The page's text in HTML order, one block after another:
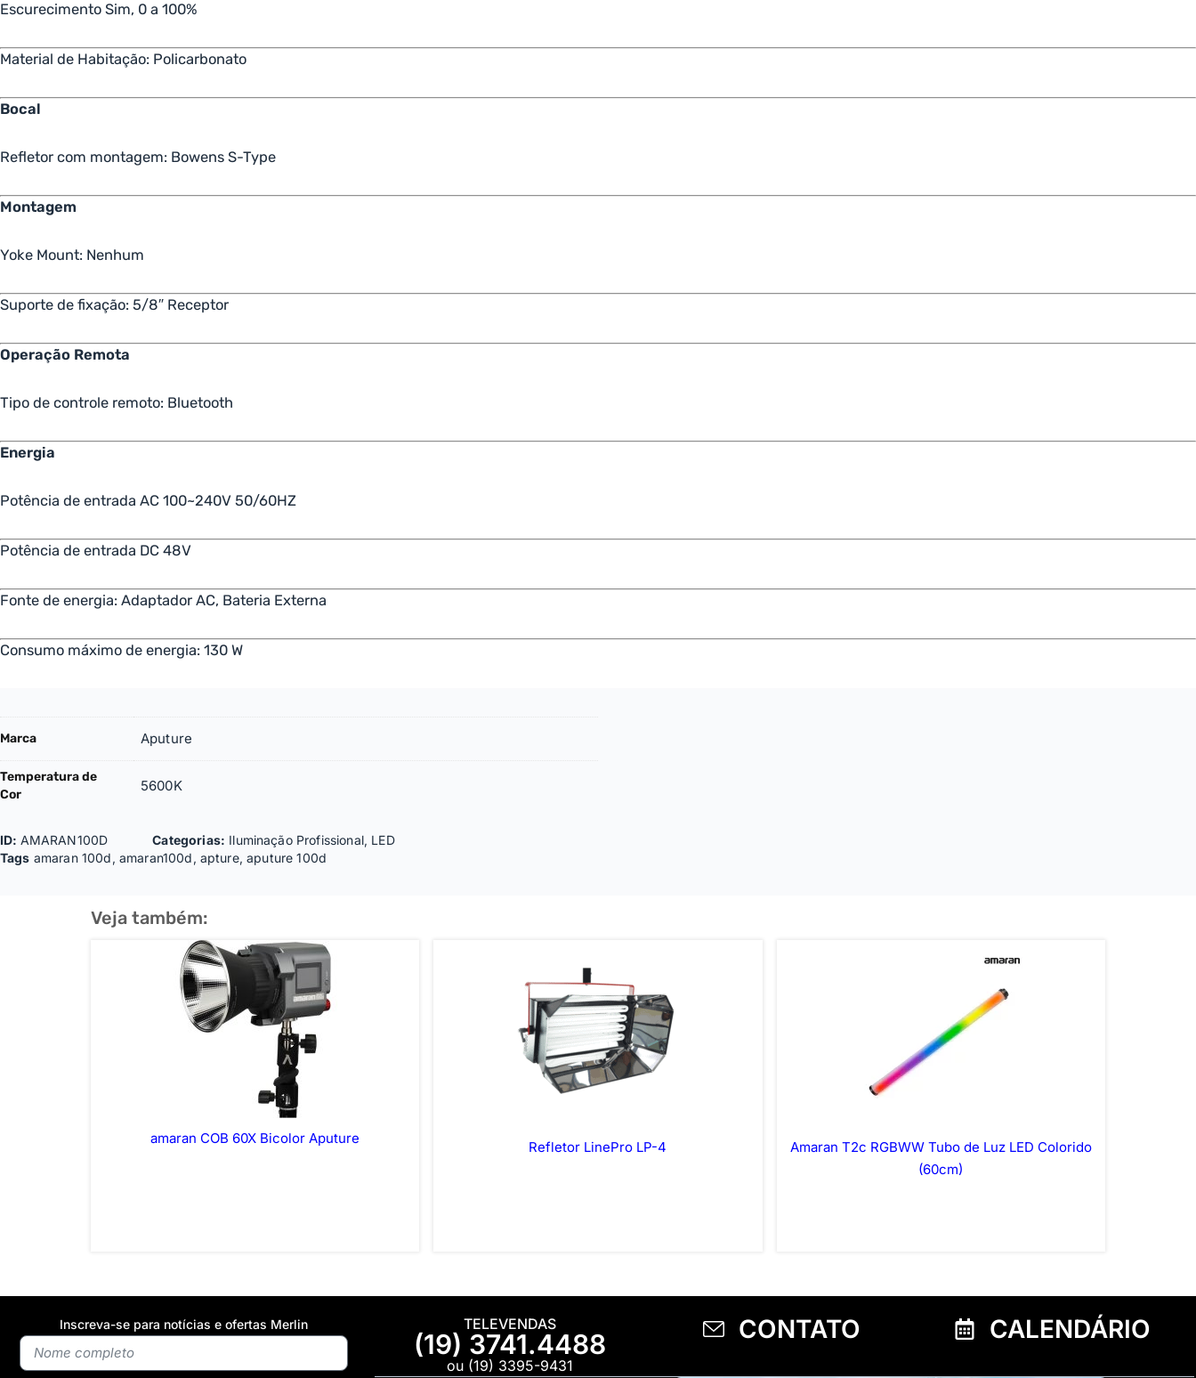
Escurecimento Sim, 0 a 100%
Material de Habitação: Policarbonato
Bocal
Refletor com montagem: Bowens S-Type
Montagem
Yoke Mount: Nenhum
Suporte de fixação: 5/8″ Receptor
Operação Remota
Tipo de controle remoto: Bluetooth
Energia
Potência de entrada AC 100~240V 50/60HZ
Potência de entrada DC 48V
Fonte de energia: Adaptador AC, Bateria Externa
Consumo máximo de energia: 130 W
Marca Aputure
Temperatura de
Cor
5600K
ID: AMARAN100D Categorias: Iluminação Profissional, LED
Tags amaran 100d , amaran100d , apture,aputure 100d
Veja também:
amaran COB 60X Bicolor Aputure
Refletor LinePro LP-4
Amaran T2c RGBWW Tubo de Luz LED Colorido
(60cm)
Inscreva-se para notícias e ofertas Merlin TELEVENDAS
(19) 3741.4488
ou (19) 3395-9431
CONTATO CALENDÁRIO